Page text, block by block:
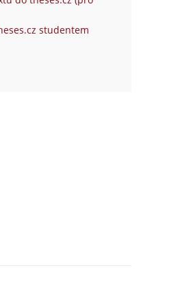
studentem